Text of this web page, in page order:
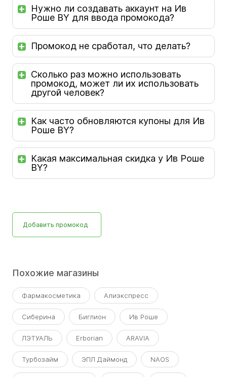
Нужно ли создавать аккаунт на Ив
Роше BY для ввода промокода?
Промокод не сработал, что делать?
Сколько раз можно использовать
промокод, может ли их использовать
другой человек?
Как часто обновляются купоны для Ив
Роше BY?
Какая максимальная скидка у Ив Роше
BY?
Добавить промокод
Похожие магазины
Фармакосметика Алиэкспресс
Сиберина Биглион Ив Роше
ЛЭТУАЛЬ Erborian ARAVIA
Турбозайм ЭПЛ Даймонд NAOS